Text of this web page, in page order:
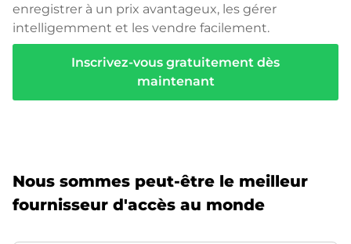
enregistrer à un prix avantageux, les gérer
intelligemment et les vendre facilement.
Inscrivez-vous gratuitement dès
maintenant
Nous sommes peut-être le meilleur
fournisseur d'accès au monde